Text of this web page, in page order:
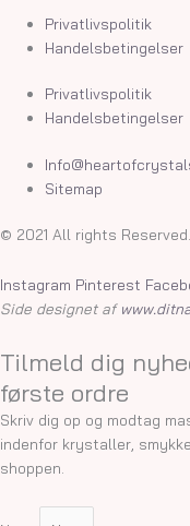
Privatlivspolitik
Handelsbetingelser
Privatlivspolitik
Handelsbetingelser
Sitemap
© 2021 All rights
Instagram Pinterest
Side designet af
Tilmeld dig
første ordre
Skriv dig op og modtag
indenfor krystaller,
shoppen.